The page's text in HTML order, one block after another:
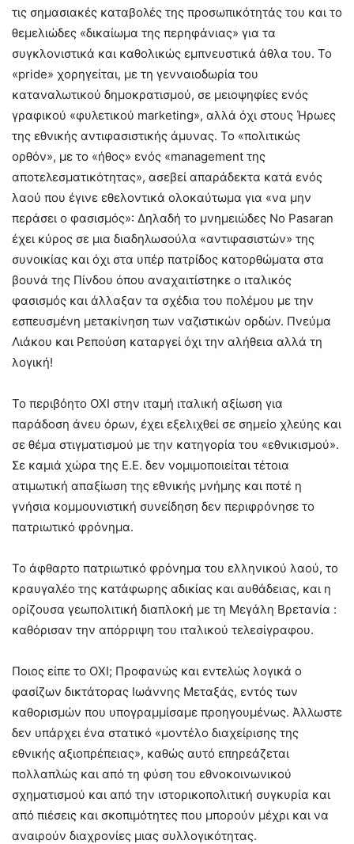
τις σημασιακές καταβολές της προσωπικότητάς του και το
θεμελιώδες «δικαίωμα της περηφάνιας» για τα
συγκλονιστικά και καθολικώς εμπνευστικά άθλα του. Το
«pride» χορηγείται, με τη γενναιοδωρία του
καταναλωτικού δημοκρατισμού, σε μειοψηφίες ενός
γραφικού «φυλετικού marketing», αλλά όχι στους Ήρωες
της εθνικής αντιφασιστικής άμυνας. Το «πολιτικώς
ορθόν», με το «ήθος» ενός «management της
αποτελεσματικότητας», ασεβεί απαράδεκτα κατά ενός
λαού που έγινε εθελοντικά ολοκαύτωμα για «να μην
περάσει ο φασισμός»: Δηλαδή το μνημειώδες No Pasaran
έχει κύρος σε μια διαδηλωσούλα «αντιφασιστών» της
συνοικίας και όχι στα υπέρ πατρίδος κατορθώματα στα
βουνά της Πίνδου όπου αναχαιτίστηκε ο ιταλικός
φασισμός και άλλαξαν τα σχέδια του πολέμου με την
εσπευσμένη μετακίνηση των ναζιστικών ορδών. Πνεύμα
Λιάκου και Ρεπούση καταργεί όχι την αλήθεια αλλά τη
λογική!
Το περιβόητο ΟΧΙ στην ιταμή ιταλική αξίωση για
παράδοση άνευ όρων, έχει εξελιχθεί σε σημείο χλεύης και
σε θέμα στιγματισμού με την κατηγορία του «εθνικισμού».
Σε καμιά χώρα της Ε.Ε. δεν νομιμοποιείται τέτοια
ατιμωτική απαξίωση της εθνικής μνήμης και ποτέ η
γνήσια κομμουνιστική συνείδηση δεν περιφρόνησε το
πατριωτικό φρόνημα.
Το άφθαρτο πατριωτικό φρόνημα του ελληνικού λαού, το
κραυγαλέο της κατάφωρης αδικίας και αυθάδειας, και η
ορίζουσα γεωπολιτική διαπλοκή με τη Μεγάλη Βρετανία :
καθόρισαν την απόρριψη του ιταλικού τελεσίγραφου.
Ποιος είπε το ΟΧΙ; Προφανώς και εντελώς λογικά ο
φασίζων δικτάτορας Ιωάννης Μεταξάς, εντός των
καθορισμών που υπογραμμίσαμε προηγουμένως. Άλλωστε
δεν υπάρχει ένα στατικό «μοντέλο διαχείρισης της
εθνικής αξιοπρέπειας», καθώς αυτό επηρεάζεται
πολλαπλώς και από τη φύση του εθνοκοινωνικού
σχηματισμού και από την ιστορικοπολιτική συγκυρία και
από πιέσεις και σκοπιμότητες που μπορούν μέχρι και να
αναιρούν διαχρονίες μιας συλλογικότητας.